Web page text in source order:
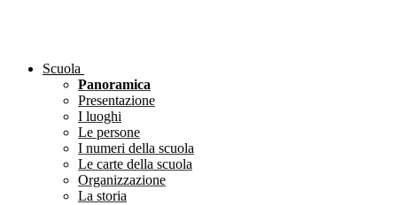
Scuola
Panoramica
Presentazione
I luoghi
Le persone
I numeri della scuola
Le carte della scuola
Organizzazione
La storia